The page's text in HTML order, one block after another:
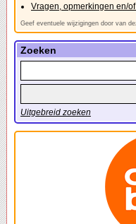
Vragen, opmerkingen en/
Geef eventuele wijzigingen door van
Zoeken
Uitgebreid zoeken